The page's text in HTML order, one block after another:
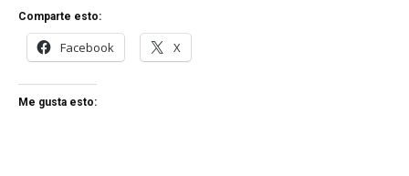
Comparte esto:
Facebook X
Me gusta esto: